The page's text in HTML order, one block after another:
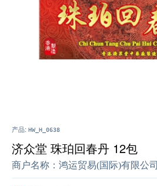
产品: HW_H_0638
济众堂 珠珀回春丹 12包
商户名称： 鸿运贸易(国际)有限公司